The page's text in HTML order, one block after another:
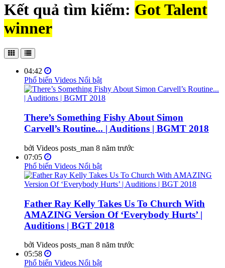
Kết quả tìm kiếm: Got Talent
winner
04:42
Phổ biến Videos Nổi bật
There’s Something Fishy About Simon
Carvell’s Routine... | Auditions | BGMT 2018
bởi Videos posts_man 8 năm trước
07:05
Phổ biến Videos Nổi bật
Father Ray Kelly Takes Us To Church With
AMAZING Version Of ‘Everybody Hurts’ |
Auditions | BGT 2018
bởi Videos posts_man 8 năm trước
05:58
Phổ biến Videos Nổi bật